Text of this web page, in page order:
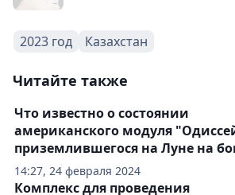
2023 год Казахстан
Читайте также
14:27, 24 февраля 2024
Что известно о состоянии
американского модуля
приземлившегося на Луне на
Комплекс для проведения